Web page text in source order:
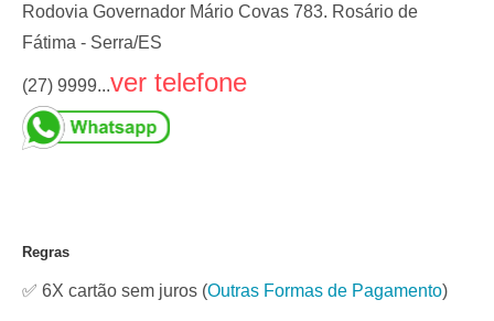
Rodovia Governador Mário Covas 783. Rosário de
Fátima - Serra/ES
(27) 9999...ver telefone
Regras
✅ 6X cartão sem juros (Outras Formas de Pagamento)